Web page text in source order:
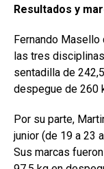
Resultados y
Fernando
las tres
sentadilla de
despegue de 260
Por su parte,
junior (de 19 a 23
Sus marcas